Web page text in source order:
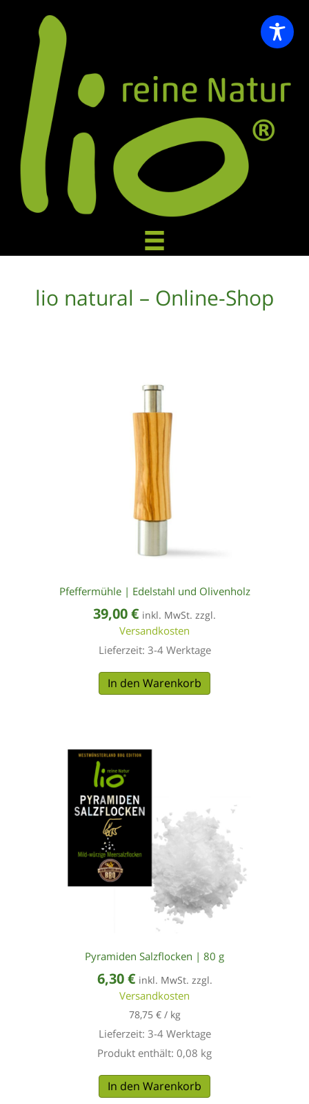
lio natural – Online-Shop
Pfeffermühle | Edelstahl und Olivenholz
39,00€ inkl. MwSt. zzgl.
Versandkosten
Lieferzeit: 3-4 Werktage
In den Warenkorb
Pyramiden Salzflocken | 80 g
6,30€ inkl. MwSt. zzgl.
Versandkosten
78,75 €/ kg
Lieferzeit: 3-4 Werktage
Produkt enthält: 0,08 kg
In den Warenkorb